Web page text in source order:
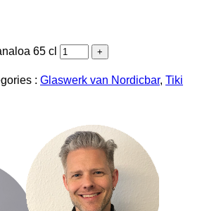
65 cl
: Glaswerk van Nordicbar, Tiki